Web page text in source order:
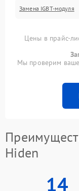
Замена IGBT-модуля
Цены в прайс-
Мы проверим ваше
Hiden
14